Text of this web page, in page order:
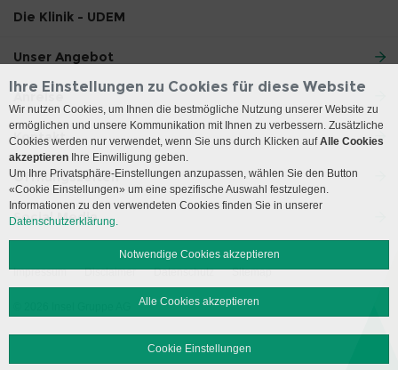
Die Klinik - UDEM
Unser Angebot
Anreise
Kontakt
Öffnungszeiten
Social Media
Impressum Disclaimer Datenschutz Sitemap
Ihre Einstellungen zu Cookies für diese Website
Wir nutzen Cookies, um Ihnen die bestmögliche Nutzung unserer Website zu
ermöglichen und unsere Kommunikation mit Ihnen zu verbessern. Zusätzliche
Cookies werden nur verwendet, wenn Sie uns durch Klicken aufAlle Cookies
akzeptieren Ihre Einwilligung geben.
Um Ihre Privatsphäre-Einstellungen anzupassen, wählen Sie den Button
«Cookie Einstellungen» um eine spezifische Auswahl festzulegen.
Informationen zu den verwendeten Cookies finden Sie in unserer
Datenschutzerklärung.
Notwendige Cookies akzeptieren
Alle Cookies akzeptieren
Cookie Einstellungen